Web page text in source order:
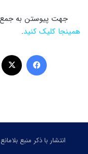
جهت پیوستن به جمع
همینجا کلیک کنید.
فیس بوک
انتشار با ذکر منبع